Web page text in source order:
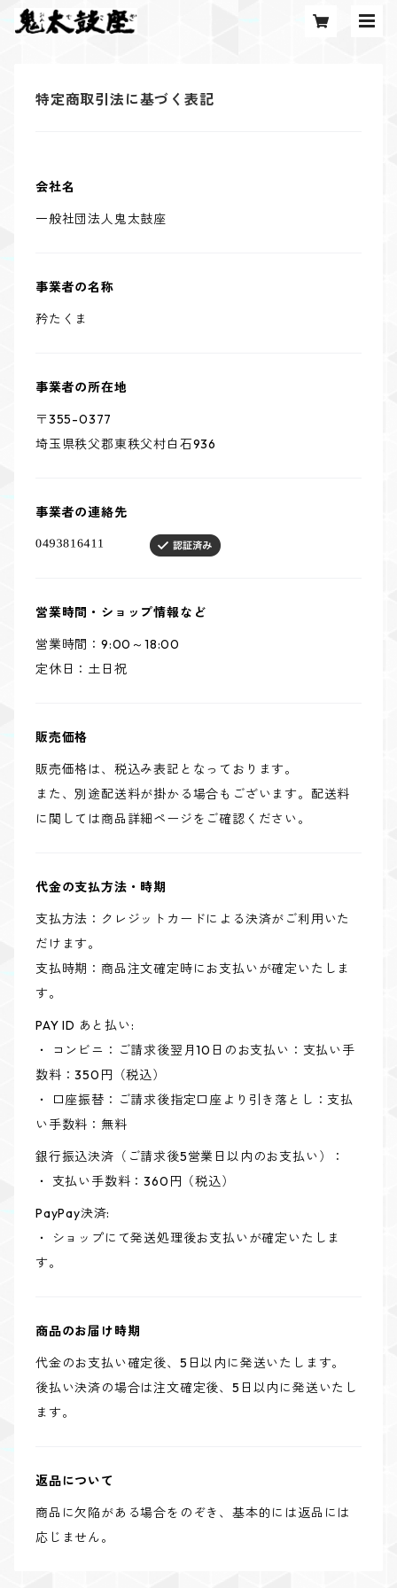
特定商取引法に基づく表記
会社名
一般社団法人鬼太鼓座
事業者の名称
矜たくま
事業者の所在地
〒355-0377
埼玉県秩父郡東秩父村白石936
事業者の連絡先
営業時間・ショップ情報など
営業時間：9:00～18:00
定休日：土日祝
販売価格
販売価格は、税込み表記となっております。
また、別途配送料が掛かる場合もございます。配送料
に関しては商品詳細ページをご確認ください。
代金の支払方法・時期
支払方法：クレジットカードによる決済がご利用いた
だけます。
支払時期：商品注文確定時にお支払いが確定いたしま
す。
PAY ID あと払い:
・ コンビニ：ご請求後翌月10日のお支払い：支払い手
数料：350円（税込）
・ 口座振替：ご請求後指定口座より引き落とし：支払
い手数料：無料
銀行振込決済（ご請求後5営業日以内のお支払い）：
・ 支払い手数料：360円（税込）
PayPay決済:
・ ショップにて発送処理後お支払いが確定いたしま
す。
商品のお届け時期
代金のお支払い確定後、5日以内に発送いたします。
後払い決済の場合は注文確定後、5日以内に発送いたし
ます。
返品について
商品に欠陥がある場合をのぞき、基本的には返品には
応じません。